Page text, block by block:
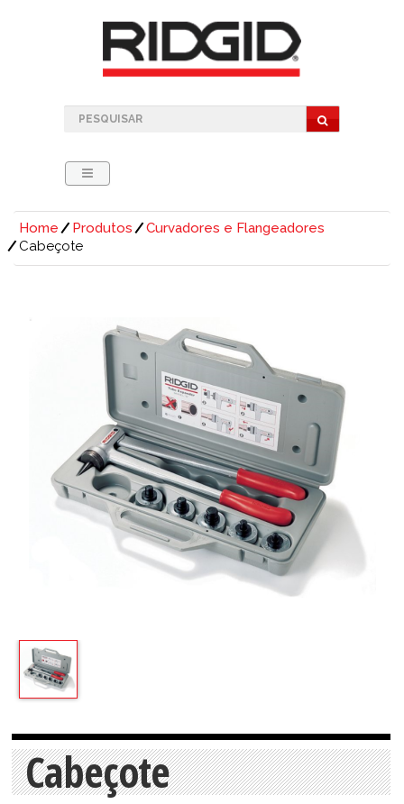
Home Produtos
Curvadores e Flangeadores
Cabeçote
Cabeçote